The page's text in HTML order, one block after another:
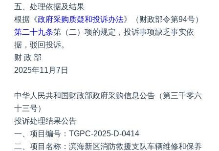
五、处理依据及结果
根据《政府采购质疑和投诉办法》（财政部令第94号）
第二十九条第（二）项的规定，投诉事项缺乏事实依
据，驳回投诉。
财 政 部
2025年11月7日
中华人民共和国财政部政府采购信息公告（第三千零六
十三号）
投诉处理结果公告
一、项目编号：TGPC-2025-D-0414
二、项目名称：滨海新区消防救援支队车辆维修和保养